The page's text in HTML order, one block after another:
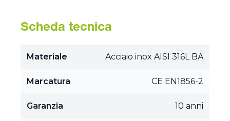
Scheda tecnica
Materiale Acciaio inox AISI 316L BA
Marcatura CE EN1856-2
Garanzia 10 anni